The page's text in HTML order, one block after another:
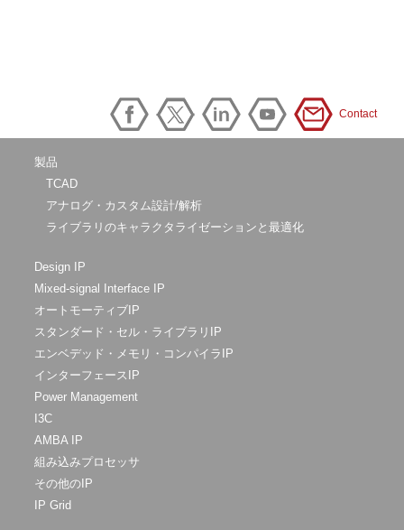
Contact
製品
TCAD
アナログ・カスタム設計/解析
ライブラリのキャラクタライゼーションと最適化
Design IP
Mixed-signal Interface IP
オートモーティブIP
スタンダード・セル・ライブラリIP
エンベデッド・メモリ・コンパイラIP
インターフェースIP
Power Management
I3C
AMBA IP
組み込みプロセッサ
その他のIP
IP Grid